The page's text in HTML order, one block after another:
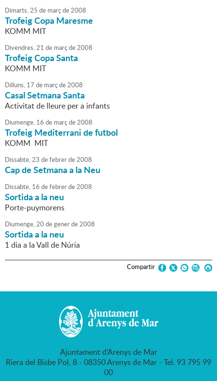
Dimarts,25 de marçde2008
Trofeig Copa Maresme
KOMM MIT
Divendres,21 de marçde2008
Trofeig Copa Santa
KOMM MIT
Dilluns, 17 de marçde2008
Casal Setmana Santa
Activitat de lleure per a infants
Diumenge, 16 de marçde2008
Trofeig Mediterrani de futbol
KOMM MIT
Dissabte,23 defebrerde2008
Cap de Setmana a la Neu
Dissabte, 16 defebrerde2008
Sortida a la neu
Porte-puymorens
Diumenge,20 degenerde2008
Sortida a la neu
1 dia a la Vall de Núria
Compartir
Ajuntament d'Arenys de Mar
Riera del Bisbe Pol, 8 - 08350 Arenys de Mar - Tel. 93 795 99
00